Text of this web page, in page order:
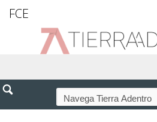
FCE